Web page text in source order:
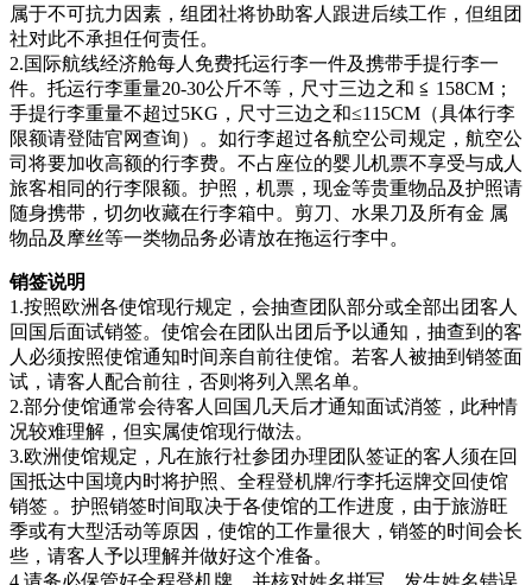
属于不可抗力因素，组团社将协助客人跟进后续工作，但组团
社对此不承担任何责任。
2.国际航线经济舱每人免费托运行李一件及携带手提行李一
件。托运行李重量20-30公斤不等，尺寸三边之和 ≦ 158CM；
手提行李重量不超过5KG，尺寸三边之和≤115CM（具体行李
限额请登陆官网查询）。如行李超过各航空公司规定，航空公
司将要加收高额的行李费。不占座位的婴儿机票不享受与成人
旅客相同的行李限额。护照，机票，现金等贵重物品及护照请
随身携带，切勿收藏在行李箱中。剪刀、水果刀及所有金 属
物品及摩丝等一类物品务必请放在拖运行李中。
销签说明
1.按照欧洲各使馆现行规定，会抽查团队部分或全部出团客人
回国后面试销签。使馆会在团队出团后予以通知，抽查到的客
人必须按照使馆通知时间亲自前往使馆。若客人被抽到销签面
试，请客人配合前往，否则将列入黑名单。
2.部分使馆通常会待客人回国几天后才通知面试消签，此种情
况较难理解，但实属使馆现行做法。
3.欧洲使馆规定，凡在旅行社参团办理团队签证的客人须在回
国抵达中国境内时将护照、全程登机牌/行李托运牌交回使馆
销签 。护照销签时间取决于各使馆的工作进度，由于旅游旺
季或有大型活动等原因，使馆的工作量很大，销签的时间会长
些，请客人予以理解并做好这个准备。
4.请务必保管好全程登机牌，并核对姓名拼写，发生姓名错误